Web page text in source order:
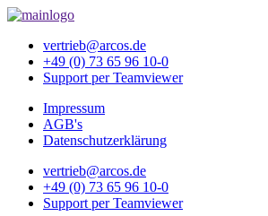
vertrieb@arcos.de
+49 (0) 73 65 96 10-0
Support per Teamviewer
Impressum
AGB's
Datenschutzerklärung
vertrieb@arcos.de
+49 (0) 73 65 96 10-0
Support per Teamviewer